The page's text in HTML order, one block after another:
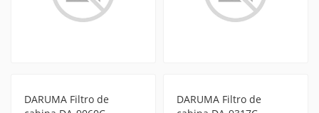
DARUMA Filtro de
DARUMA Filtro de